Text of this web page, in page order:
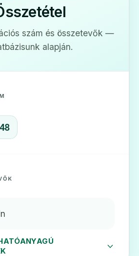
ADATLAP
💊
ADATLAP
Ár: —
szám és összetevők —
alapján.